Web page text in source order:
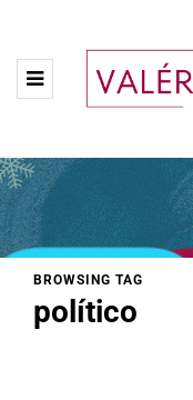
BROWSING TAG
político